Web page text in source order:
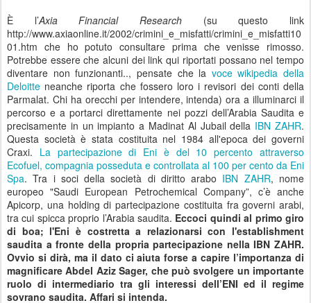
È l’Axia Financial Research (su questo link
http://www.axiaonline.it/2002/crimini_e_misfatti/crimini_e_misfatti10
01.htm che ho potuto consultare prima che venisse rimosso.
Potrebbe essere che alcuni dei link qui riportati possano nel tempo
diventare non funzionanti.., pensate che la voce wikipedia della
Deloitte neanche riporta che fossero loro i revisori dei conti della
Parmalat. Chi ha orecchi per intendere, intenda) ora a illuminarci il
percorso e a portarci direttamente nei pozzi dell’Arabia Saudita e
precisamente in un impianto a Madinat Al Jubail della IBN ZAHR.
Questa società è stata costituita nel 1984 all'epoca dei governi
Craxi. La partecipazione di Eni è del 10 percento attraverso
Ecofuel, compagnia posseduta e controllata al 100 per cento da Eni
Spa. Tra i soci della società di diritto arabo IBN ZAHR, nome
europeo "Saudi European Petrochemical Company”, c’è anche
Apicorp, una holding di partecipazione costituita fra governi arabi,
tra cui spicca proprio l’Arabia saudita. Eccoci quindi al primo giro
di boa; l'Eni è costretta a relazionarsi con l'establishment
saudita a fronte della propria partecipazione nella IBN ZAHR.
Ovvio si dirà, ma il dato ci aiuta forse a capire l’importanza di
magnificare Abdel Aziz Sager, che può svolgere un importante
ruolo di intermediario tra gli interessi dell’ENI ed il regime
sovrano saudita. Affari si intenda.